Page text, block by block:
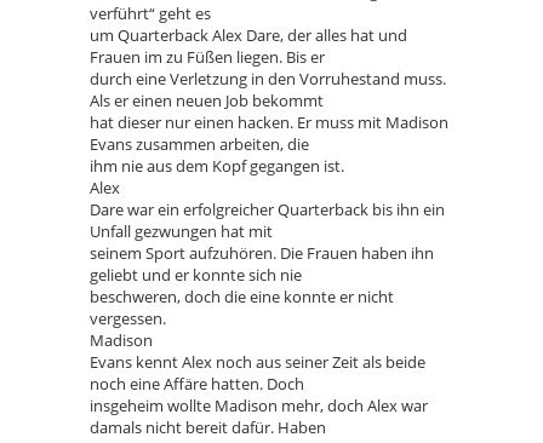
verführt“ geht es
um Quarterback Alex Dare, der alles hat und
Frauen im zu Füßen liegen. Bis er
durch eine Verletzung in den Vorruhestand muss.
Als er einen neuen Job bekommt
hat dieser nur einen hacken. Er muss mit Madison
Evans zusammen arbeiten, die
ihm nie aus dem Kopf gegangen ist.
Alex
Dare war ein erfolgreicher Quarterback bis ihn ein
Unfall gezwungen hat mit
seinem Sport aufzuhören. Die Frauen haben ihn
geliebt und er konnte sich nie
beschweren, doch die eine konnte er nicht
vergessen.
Madison
Evans kennt Alex noch aus seiner Zeit als beide
noch eine Affäre hatten. Doch
insgeheim wollte Madison mehr, doch Alex war
damals nicht bereit dafür. Haben